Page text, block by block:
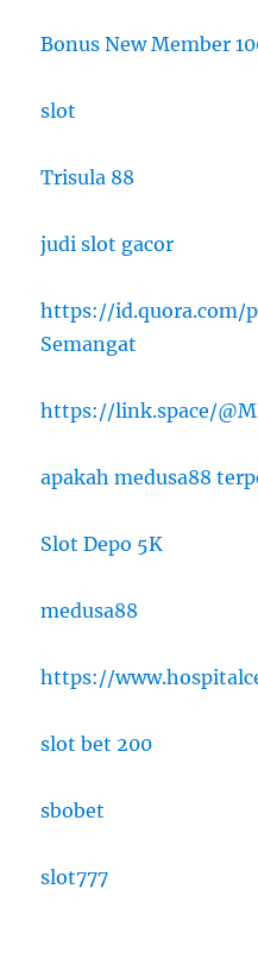
Bonus New Member
slot
Trisula 88
judi slot gacor
https://id.quora.com/
Semangat
https://link.space/
apakah medusa88
Slot Depo 5K
medusa88
https://
slot bet 200
sbobet
slot777